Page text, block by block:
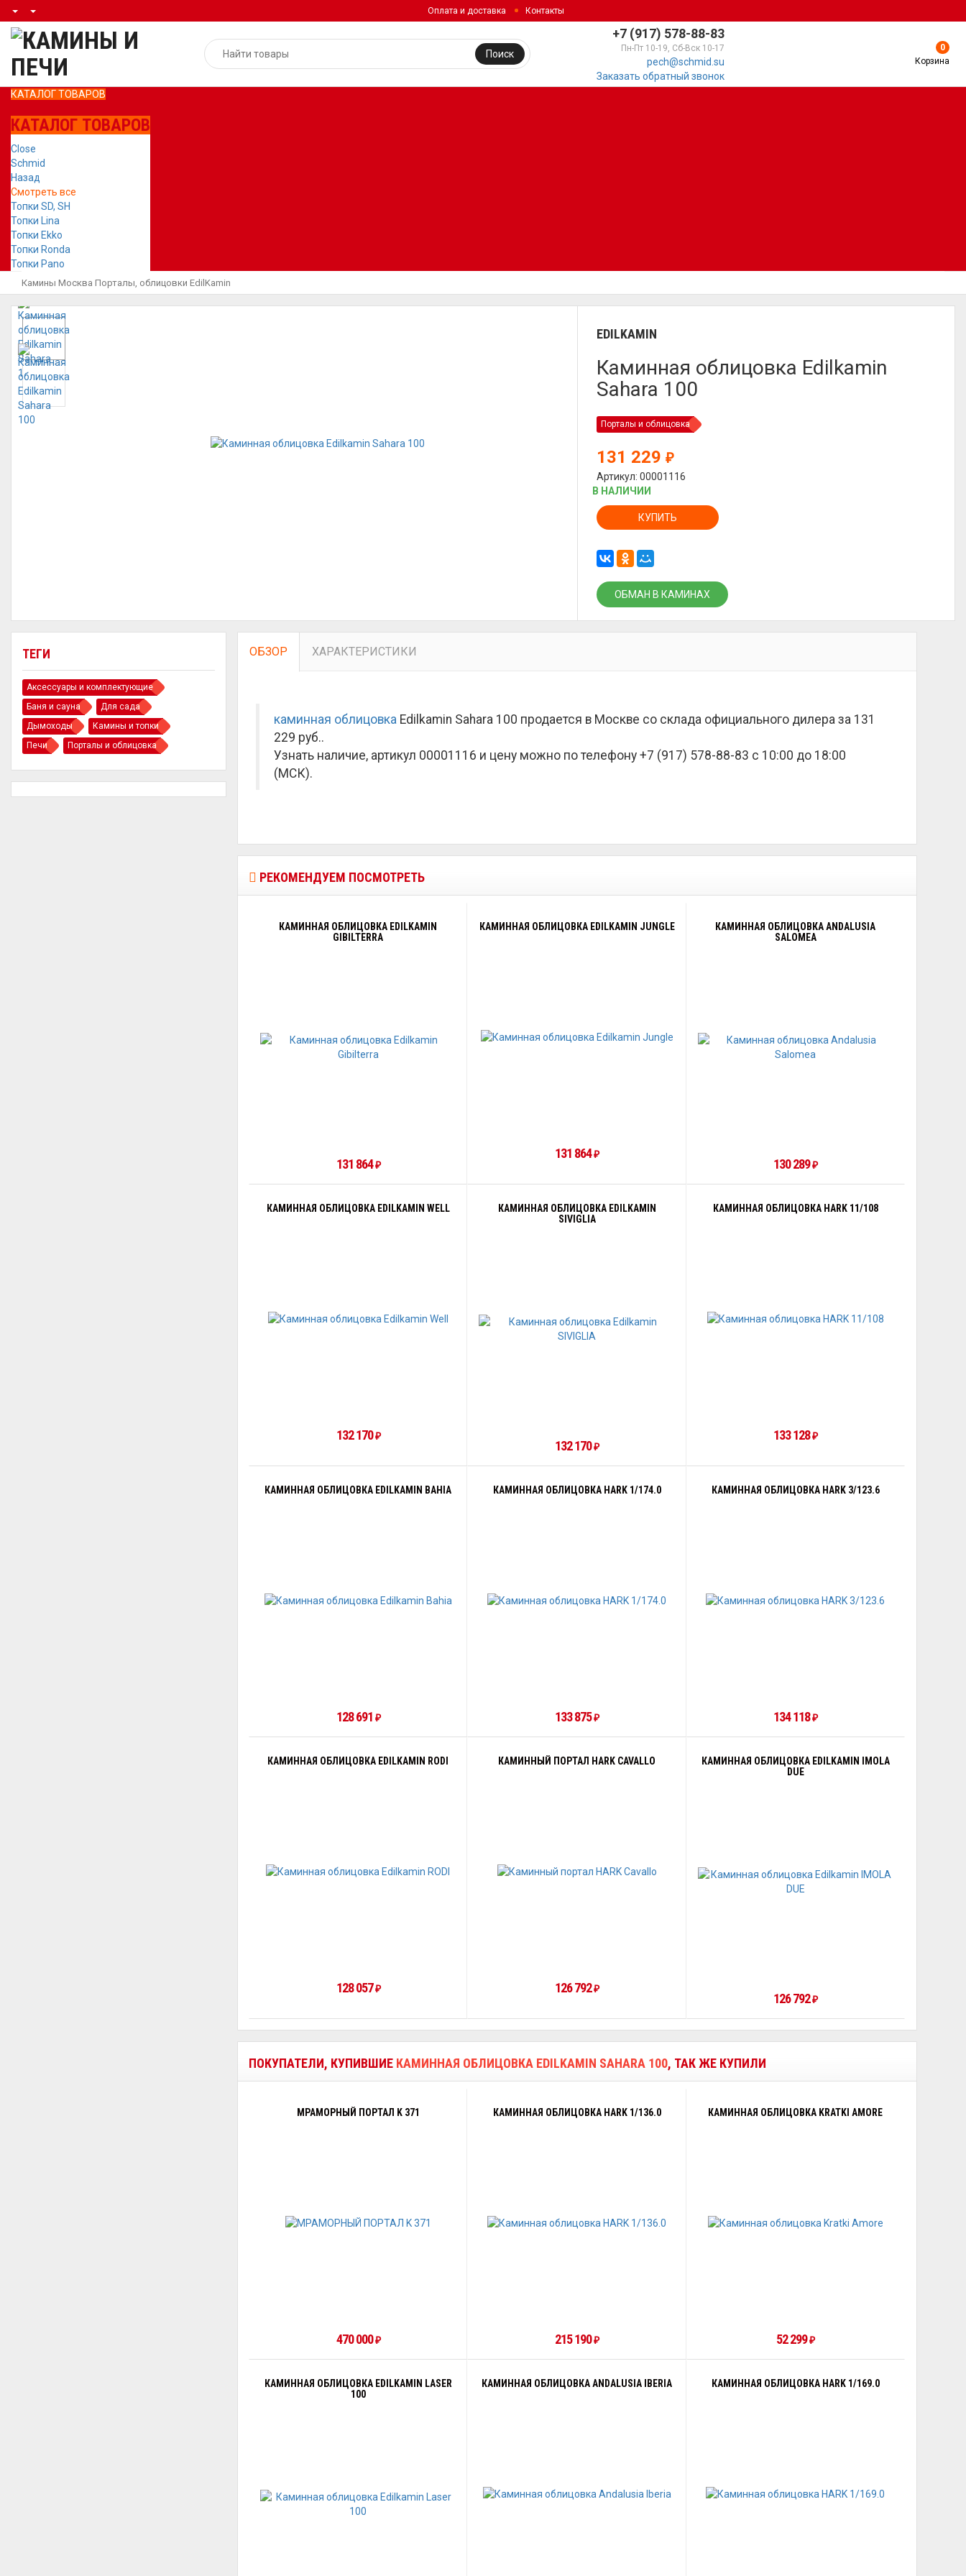
Оплата и доставка Контакты
+7 (917) 578-88-83
Пн-Пт 10-19, Сб-Вск 10-17
pech@schmid.su
Заказать обратный звонок
Поиск
0
Корзина
КАТАЛОГ ТОВАРОВ
КАТАЛОГ ТОВАРОВ
Close
Schmid
Назад
Смотреть все
Топки SD, SH
Топки Lina
Топки Ekko
Топки Ronda
Топки Pano
Камины Москва Порталы, облицовки EdilKamin
EDILKAMIN
Каминная облицовка Edilkamin
Sahara 100
Порталы и облицовка
131 229₽
Артикул: 00001116
В НАЛИЧИИ
КУПИТЬ
ОБМАН В КАМИНАХ
ТЕГИ
Аксессуары и комплектующие
Баня и сауна
Для сада
Дымоходы
Камины и топки
Печи
Порталы и облицовка
ОБЗОР ХАРАКТЕРИСТИКИ
каминная облицовка Edilkamin Sahara 100 продается в Москве со склада официального дилера за 131
229 руб..
Узнать наличие, артикул 00001116 и цену можно по телефону +7 (917) 578-88-83 с 10:00 до 18:00
(МСК).
РЕКОМЕНДУЕМ ПОСМОТРЕТЬ
КАМИННАЯ ОБЛИЦОВКА EDILKAMIN
GIBILTERRA
131 864₽
КАМИННАЯ ОБЛИЦОВКА EDILKAMIN JUNGLE
131 864₽
КАМИННАЯ ОБЛИЦОВКА ANDALUSIA
SALOMEA
130 289₽
КАМИННАЯ ОБЛИЦОВКА EDILKAMIN WELL
132 170₽
КАМИННАЯ ОБЛИЦОВКА EDILKAMIN
SIVIGLIA
132 170₽
КАМИННАЯ ОБЛИЦОВКА HARK 11/108
133 128₽
КАМИННАЯ ОБЛИЦОВКА EDILKAMIN BAHIA
128 691 ₽
КАМИННАЯ ОБЛИЦОВКА HARK 1/174.0
133 875₽
КАМИННАЯ ОБЛИЦОВКА HARK 3/123.6
134 118₽
КАМИННАЯ ОБЛИЦОВКА EDILKAMIN RODI
128 057₽
КАМИННЫЙ ПОРТАЛ HARK CAVALLO
126 792₽
КАМИННАЯ ОБЛИЦОВКА EDILKAMIN IMOLA
DUE
126 792₽
ПОКУПАТЕЛИ, КУПИВШИЕ КАМИННАЯ ОБЛИЦОВКА EDILKAMIN SAHARA 100, ТАК ЖЕ КУПИЛИ
МРАМОРНЫЙ ПОРТАЛ K 371
470 000₽
КАМИННАЯ ОБЛИЦОВКА HARK 1/136.0
215 190₽
КАМИННАЯ ОБЛИЦОВКА KRATKI AMORE
52 299₽
КАМИННАЯ ОБЛИЦОВКА EDILKAMIN LASER
100
КАМИННАЯ ОБЛИЦОВКА ANDALUSIA IBERIA КАМИННАЯ ОБЛИЦОВКА HARK 1/169.0